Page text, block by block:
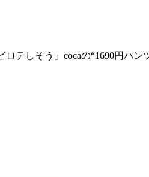
ロテしそう」cocaの“1690円パ